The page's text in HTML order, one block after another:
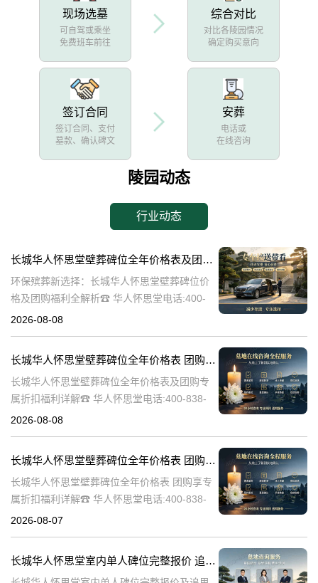
现场选墓
可自驾或乘坐
免费班车前往
综合对比
对比各陵园情况
确定购买意向
签订合同
签订合同、支付
墓款、确认碑文
安葬
电话或
在线咨询
陵园动态
行业动态
长城华人怀思堂壁葬碑位全年价格表及团购专属折扣福利详解
环保殡葬新选择：长城华人怀思堂壁葬碑位价
格及团购福利全解析☎ 华人怀思堂电话:400-
838-5063随着现代人对身后事的规划日益细
2026-08-08
长城华人怀思堂壁葬碑位全年价格表 团购享专属折扣福利详解
长城华人怀思堂壁葬碑位全年价格表及团购专
属折扣福利详解☎ 华人怀思堂电话:400-838-
5063随着社会的发展和人们观念的转变，越来
2026-08-08
长城华人怀思堂壁葬碑位全年价格表 团购享专属折扣福利详解
长城华人怀思堂壁葬碑位全年价格表 团购享专
属折扣福利详解☎ 华人怀思堂电话:400-838-
5063随着社会的发展和人们观念的变化，越来
2026-08-07
长城华人怀思堂室内单人碑位完整报价 追思厅使用费用减免详解